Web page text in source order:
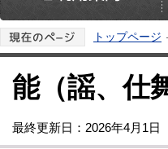
トップページ
能（謡、仕
最終更新日：2026年4月1日